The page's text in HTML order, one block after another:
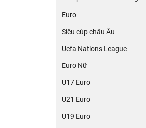
Euro
Siêu cúp châu Âu
Uefa Nations League
Euro Nữ
U17 Euro
U21 Euro
U19 Euro